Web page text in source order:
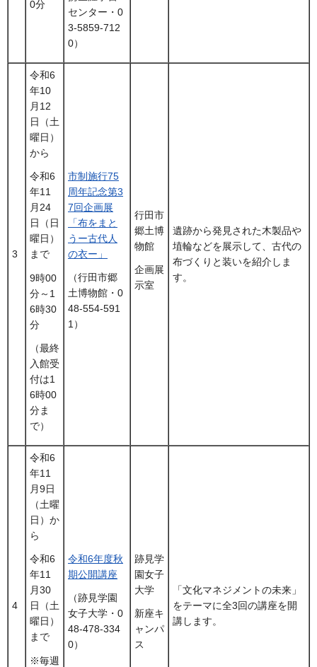
0分
センター・0
3-5859-712
0）
3
令和6
年10
月12
日（土
曜日）
から
令和6
年11
月24
日（日
曜日）
まで
9時00
分～1
6時30
分
（最終
入館受
付は1
6時00
分ま
で）
市制施行75
周年記念第3
7回企画展
「布をまと
うー古代人
の衣ー」
（行田市郷
土博物館・0
48-554-591
1）
行田市
郷土博
物館
企画展
示室
遺跡から発見された木製品や
埴輪などを展示して、古代の
布づくりと装いを紹介しま
す。
4
令和6
年11
月9日
（土曜
日）か
ら
令和6
年11
月30
日（土
曜日）
まで
※毎週
令和6年度秋
期公開講座
（跡見学園
女子大学・0
48-478-334
0）
跡見学
園女子
大学
新座キ
ャンパ
ス
「文化マネジメントの未来」
をテーマに全3回の講座を開
講します。